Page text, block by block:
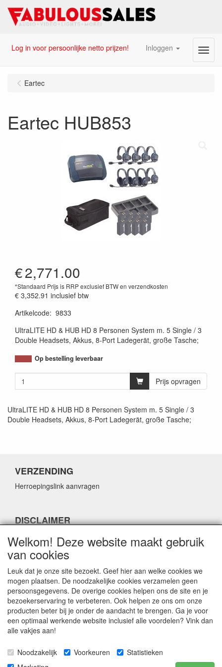
Log in voor persoonlijke netto prijzen! Inloggen Menu
Eartec
Eartec HUB853
€2,771.00
*Standaard Prijs is RRP exclusief BTW en verzendkosten
€ 3,352.91 inclusief btw
Artikelcode: 9833
UltraLITE HD & HUB HD 8 Personen System m. 5 Single / 3
Double Headsets, Akkus, 8-Port Ladegerät, große Tasche;
Op bestelling leverbaar
Prijs opvragen
UltraLITE HD & HUB HD 8 Personen System m. 5 Single / 3
Double Headsets, Akkus, 8-Port Ladegerät, große Tasche;
VERZENDING
Herroepingslink aanvragen
DISCLAIMER
Herroepingslink aanvragen
CONTACTGEGEVENS
Fabulous Sales
Grotestraat 69C
5141 JN Waalwijk
E-mail:info@fabuloussales.nl
Telefoon:0416 - 33 14 13
Welkom! Deze website maakt gebruik
van cookies
Leuk dat je onze site bezoekt. Geef hier aan welke cookies we
mogen plaatsen. De noodzakelijke cookies verzamelen geen
persoonsgegevens. De overige cookies helpen ons de site en je
bezoekerservaring te verbeteren. Ook helpen ze ons om onze
producten beter bij je onder de aandacht te brengen. Ga je voor
een optimaal werkende website inclusief alle voordelen? Vink dan
alle vakjes aan!
Noodzakelijk Voorkeuren
Statistieken